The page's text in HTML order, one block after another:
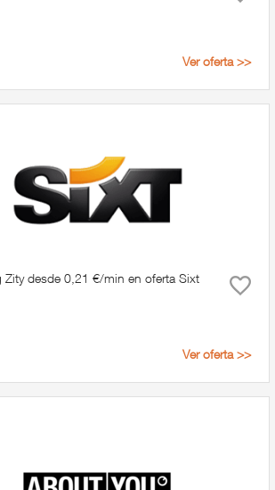
Ver oferta >>
Zity desde 0,21 €/min en oferta Sixt
Ver oferta >>